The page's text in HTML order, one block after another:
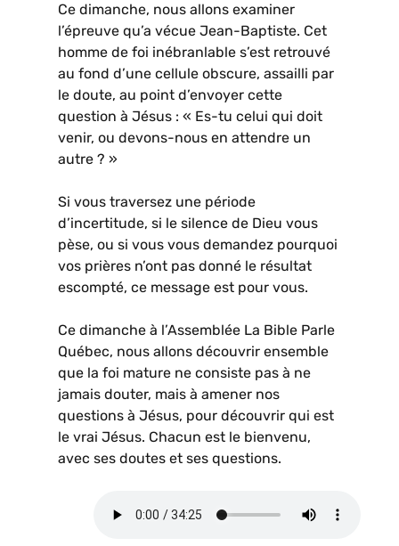
Ce dimanche, nous allons examiner
l’épreuve qu’a vécue Jean-Baptiste. Cet
homme de foi inébranlable s’est retrouvé
au fond d’une cellule obscure, assailli par
le doute, au point d’envoyer cette
question à Jésus : « Es-tu celui qui doit
venir, ou devons-nous en attendre un
autre ? »
Si vous traversez une période
d’incertitude, si le silence de Dieu vous
pèse, ou si vous vous demandez pourquoi
vos prières n’ont pas donné le résultat
escompté, ce message est pour vous.
Ce dimanche à l’Assemblée La Bible Parle
Québec, nous allons découvrir ensemble
que la foi mature ne consiste pas à ne
jamais douter, mais à amener nos
questions à Jésus, pour découvrir qui est
le vrai Jésus. Chacun est le bienvenu,
avec ses doutes et ses questions.